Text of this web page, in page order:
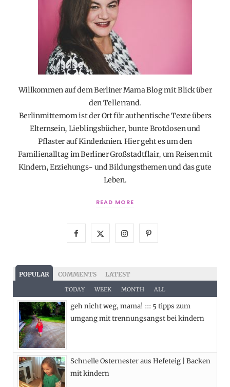
Willkommen auf dem Berliner Mama Blog mit Blick über
den Tellerrand.
Berlinmittemom ist der Ort für authentische Texte übers
Elternsein, Lieblingsbücher, bunte Brotdosen und
Pflaster auf Kinderknien. Hier geht es um den
Familienalltag im Berliner Großstadtflair, um Reisen mit
Kindern, Erziehungs- und Bildungsthemen und das gute
Leben.
READ MORE
c
e
b
k
T
w
i
e
I
s
t
a
a
P
e
s
POPULAR COMMENTS LATEST
TODAY WEEK MONTH ALL
geh nicht weg, mama! ::: 5 tipps zum
umgang mit trennungsangst bei kindern
Schnelle Osternester aus Hefeteig | Backen
mit kindern